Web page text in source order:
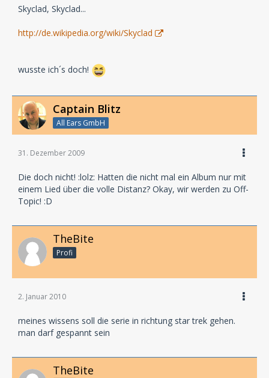
Skyclad, Skyclad...
http://de.wikipedia.org/wiki/Skyclad
wusste ich´s doch!
Captain Blitz
All Ears GmbH
31. Dezember 2009
Die doch nicht! :lolz: Hatten die nicht mal ein Album nur mit
einem Lied über die volle Distanz? Okay, wir werden zu Off-
Topic! :D
TheBite
Profi
2. Januar 2010
meines wissens soll die serie in richtung star trek gehen.
man darf gespannt sein
TheBite